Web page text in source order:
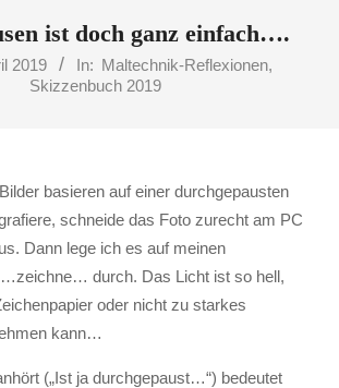
ist doch ganz einfach….
2019 In: Maltechnik-Reflexionen,
Skizzenbuch 2019
basieren auf einer durchgepausten
schneide das Foto zurecht am PC
Dann lege ich es auf meinen
durch. Das Licht ist so hell,
oder nicht zu starkes
kann…
(„Ist ja durchgepaust…“) bedeutet